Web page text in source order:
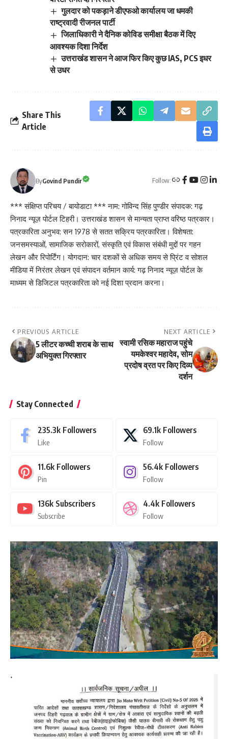
गुलदार को पकड़ाने डीएफओ कार्यालय जा धमकी
राष्ट्रवादी रीजनल पार्टी
जिलाधिकारी ने दैनिक कोविड समीक्षा बैठक में दिए
आवश्यक दिशा निर्देश
उत्तराखंड शासन ने आज फिर किए कुछ IAS, PCS इधर
से उधर
Share This
Article
ByGovind Pundir Follow:
*** संक्षिप्त परिचय / बायोडाटा *** नाम: गोविन्द सिंह पुण्डीर संपादक: गढ़
निनाद न्यूज़ पोर्टल टिहरी। उत्तराखंड शासन से मान्यता प्राप्त वरिष्ठ पत्रकार।
पत्रकारिता अनुभव: सन 1978 से सतत सक्रिय पत्रकारिता। विशेषता:
जनसमस्याओं, सामाजिक सरोकारों, संस्कृति एवं विकास संबंधी मुद्दों पर गहन
लेखन और रिपोर्टिंग। योगदान: चार दशकों से अधिक समय से प्रिंट व सोशल
मीडिया में निरंतर लेखन एवं संपादन वर्तमान कार्य: गढ़ निनाद न्यूज़ पोर्टल के
माध्यम से डिजिटल पत्रकारिता को नई दिशा प्रदान करना।
PREVIOUS ARTICLE
5 लीटर कच्ची शराब के साथ
अभियुक्त गिरफ्तार
NEXT ARTICLE
स्वामी रसिक महाराज पहुंचे
यमकेश्वर महादेव, सोम
प्रदोष व्रत पर किए दिव्य
दर्शन
Stay Connected
235.3k Followers
Like
69.1k Followers
Follow
11.6k Followers
Pin
56.4k Followers
Follow
136k Subscribers
Subscribe
4.4k Followers
Follow